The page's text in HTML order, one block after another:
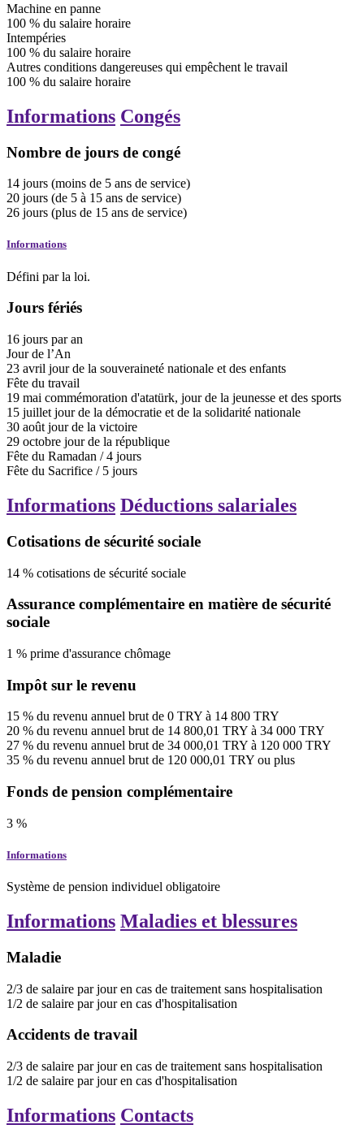
Machine en panne
100 % du salaire horaire
Intempéries
100 % du salaire horaire
Autres conditions dangereuses qui empêchent le travail
100 % du salaire horaire
Informations Congés
Nombre de jours de congé
14 jours (moins de 5 ans de service)
20 jours (de 5 à 15 ans de service)
26 jours (plus de 15 ans de service)
Informations
Défini par la loi.
Jours fériés
16 jours par an
Jour de l’An
23 avril jour de la souveraineté nationale et des enfants
Fête du travail
19 mai commémoration d'atatürk, jour de la jeunesse et des sports
15 juillet jour de la démocratie et de la solidarité nationale
30 août jour de la victoire
29 octobre jour de la république
Fête du Ramadan /4 jours
Fête du Sacrifice / 5 jours
Informations Déductions salariales
Cotisations de sécurité sociale
14 % cotisations de sécurité sociale
Assurance complémentaire en matière de sécurité
sociale
1 % prime d'assurance chômage
Impôt sur le revenu
15 % du revenu annuel brutde 0 TRY à 14 800 TRY
20 % du revenu annuel brutde 14 800,01 TRY à 34 000 TRY
27 % du revenu annuel brutde 34 000,01 TRY à 120 000 TRY
35 % du revenu annuel brutde 120 000,01 TRY ou plus
Fonds de pension complémentaire
3 %
Informations
Système de pension individuel obligatoire
Informations Maladies et blessures
Maladie
2/3 de salaire par jouren cas de traitement sans hospitalisation
1/2 de salaire par jouren cas d'hospitalisation
Accidents de travail
2/3 de salaire par jouren cas de traitement sans hospitalisation
1/2 de salaire par jouren cas d'hospitalisation
Informations Contacts